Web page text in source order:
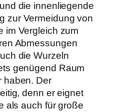
die innenliegende
zur Vermeidung von
im Vergleich zum
Abmessungen
die Wurzeln
genügend Raum
haben. Der
denn er eignet
als auch für große